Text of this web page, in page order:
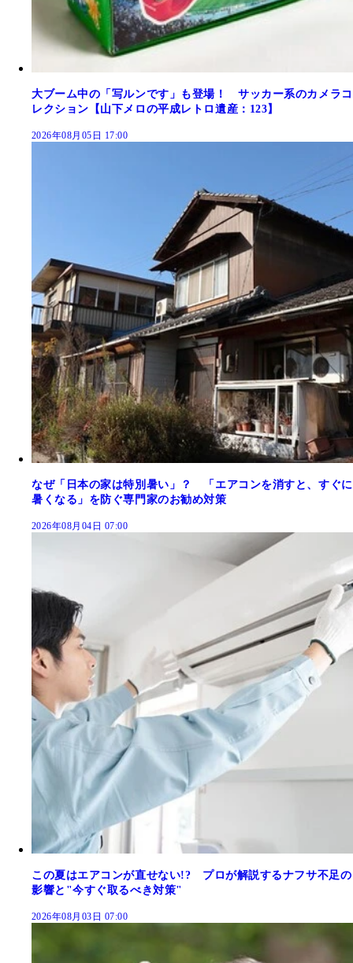
大ブーム中の「写ルンです」も登場！ サッカー系のカメラコ
レクション【山下メロの平成レトロ遺産：123】
2026年08月05日 17:00
なぜ「日本の家は特別暑い」？ 「エアコンを消すと、すぐに
暑くなる」を防ぐ専門家のお勧め対策
2026年08月04日 07:00
この夏はエアコンが直せない!? プロが解説するナフサ不足の
影響と"今すぐ取るべき対策"
2026年08月03日 07:00